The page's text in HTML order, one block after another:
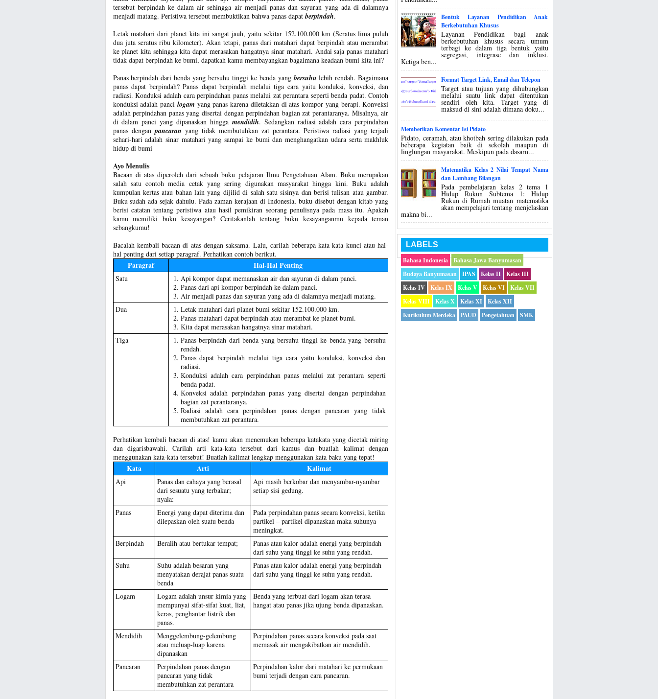
tersebut berpindah ke dalam air sehingga air menjadi panas dan sayuran yang ada di dalamnya
menjadi matang. Peristiwa tersebut membuktikan bahwa panas dapat berpindah.
Letak matahari dari planet kita ini sangat jauh, yaitu sekitar 152.100.000 km (Seratus lima puluh
dua juta seratus ribu kilometer). Akan tetapi, panas dari matahari dapat berpindah atau merambat
ke planet kita sehingga kita dapat merasakan hangatnya sinar matahari. Andai saja panas matahari
tidak dapat berpindah ke bumi, dapatkah kamu membayangkan bagaimana keadaan bumi kita ini?
Panas berpindah dari benda yang bersuhu tinggi ke benda yang bersuhu lebih rendah. Bagaimana
panas dapat berpindah? Panas dapat berpindah melalui tiga cara yaitu konduksi, konveksi, dan
radiasi. Konduksi adalah cara perpindahan panas melalui zat perantara seperti benda padat. Contoh
konduksi adalah panci logam yang panas karena diletakkan di atas kompor yang berapi. Konveksi
adalah perpindahan panas yang disertai dengan perpindahan bagian zat perantaranya. Misalnya, air
di dalam panci yang dipanaskan hingga mendidih. Sedangkan radiasi adalah cara perpindahan
panas denganpancaran yang tidak membutuhkan zat perantara. Peristiwa radiasi yang terjadi
sehari-hari adalah sinar matahari yang sampai ke bumi dan menghangatkan udara serta makhluk
hidup di bumi
Ayo Menulis
Bacaan di atas diperoleh dari sebuah buku pelajaran Ilmu Pengetahuan Alam. Buku merupakan
salah satu contoh media cetak yang sering digunakan masyarakat hingga kini. Buku adalah
kumpulan kertas atau bahan lain yang dijilid di salah satu sisinya dan berisi tulisan atau gambar.
Buku sudah ada sejak dahulu. Pada zaman kerajaan di Indonesia, buku disebut dengan kitab yang
berisi catatan tentang peristiwa atau hasil pemikiran seorang penulisnya pada masa itu. Apakah
kamu memiliki buku kesayangan? Ceritakanlah tentang buku kesayanganmu kepada teman
sebangkumu!
Bacalah kembali bacaan di atas dengan saksama. Lalu, carilah beberapa kata-kata kunci atau hal-
hal penting dari setiap paragraf. Perhatikan contoh berikut.
Paragraf Hal-Hal Penting
Satu
Api kompor dapat memanaskan air dan sayuran di dalam panci.
Panas dari api kompor berpindah ke dalam panci.
Air menjadi panas dan sayuran yang ada di dalamnya menjadi matang.
Dua
Letak matahari dari planet bumi sekitar 152.100.000 km.
Panas matahari dapat berpindah atau merambat ke planet bumi.
Kita dapat merasakan hangatnya sinar matahari.
Tiga
Panas berpindah dari benda yang bersuhu tinggi ke benda yang bersuhu
rendah.
Panas dapat berpindah melalui tiga cara yaitu konduksi, konveksi dan
radiasi.
Konduksi adalah cara perpindahan panas melalui zat perantara seperti
benda padat.
Konveksi adalah perpindahan panas yang disertai dengan perpindahan
bagian zat perantaranya.
Radiasi adalah cara perpindahan panas dengan pancaran yang tidak
membutuhkan zat perantara.
Perhatikan kembali bacaan di atas! kamu akan menemukan beberapa katakata yang dicetak miring
dan digarisbawahi. Carilah arti kata-kata tersebut dari kamus dan buatlah kalimat dengan
menggunakan kata-kata tersebut! Buatlah kalimat lengkap menggunakan kata baku yang tepat!
Kata Arti Kalimat
Api
Panas dan cahaya yang berasal
dari sesuatu yang terbakar;
nyala:
Api masih berkobar dan menyambar-nyambar
setiap sisi gedung.
Panas
Energi yang dapat diterima dan
dilepaskan oleh suatu benda
Pada perpindahan panas secara konveksi, ketika
partikel – partikel dipanaskan maka suhunya
meningkat.
Berpindah
Beralih atau bertukar tempat;
Panas atau kalor adalah energi yang berpindah
dari suhu yang tinggi ke suhu yang rendah.
Suhu
Suhu adalah besaran yang
menyatakan derajat panas suatu
benda
Panas atau kalor adalah energi yang berpindah
dari suhu yang tinggi ke suhu yang rendah.
Logam
Logam adalah unsur kimia yang
mempunyai sifat-sifat kuat, liat,
keras, penghantar listrik dan
panas.
Benda yang terbuat dari logam akan terasa
hangat atau panas jika ujung benda dipanaskan.
Mendidih
Menggelembung-gelembung
atau meluap-luap karena
dipanaskan
Perpindahan panas secara konveksi pada saat
memasak air mengakibatkan air mendidih.
Pancaran
Perpindahan panas dengan
pancaran yang tidak
membutuhkan zat perantara
Perpindahan kalor dari matahari ke permukaan
bumi terjadi dengan cara pancaran.
Bentuk Layanan Pendidikan Anak
Berkebutuhan Khusus
Layanan Pendidikan bagi anak
berkebutuhan khusus secara umum
terbagi ke dalam tiga bentuk yaitu
segregasi, integrase dan inklusi.
Ketiga ben...
Format Target Link, Email dan Telepon
Target atau tujuan yang dihubungkan
melalui suatu link dapat ditentukan
sendiri oleh kita. Target yang di
maksud di sini adalah dimana doku...
Memberikan Komentar Isi Pidato
Pidato, ceramah, atau khotbah sering dilakukan pada
beberapa kegiatan baik di sekolah maupun di
linglungan masyarakat. Meskipun pada dasarn...
Matematika Kelas 2 Nilai Tempat Nama
dan Lambang Bilangan
Pada pembelajaran kelas 2 tema 1
Hidup Rukun Subtema 1: Hidup
Rukun di Rumah muatan matematika
akan mempelajari tentang menjelaskan
makna bi...
LABELS
Bahasa Indonesia
Bahasa Jawa Banyumasan
Budaya Banyumasan
IPAS Kelas II
Kelas III
Kelas IV
Kelas IX Kelas V Kelas VI
Kelas VII
Kelas VIII
Kelas X Kelas XI
Kelas XII
Kurikulum Merdeka
PAUD Pengetahuan SMK